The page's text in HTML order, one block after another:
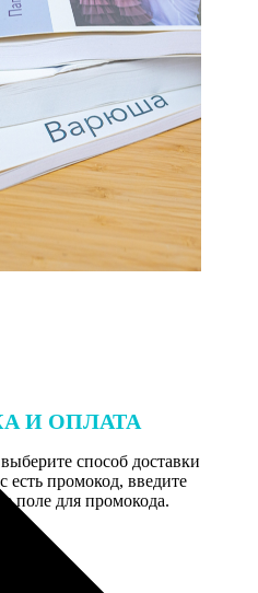
И ОПЛАТА
выберите способ доставки
есть промокод, введите
поле для промокода.